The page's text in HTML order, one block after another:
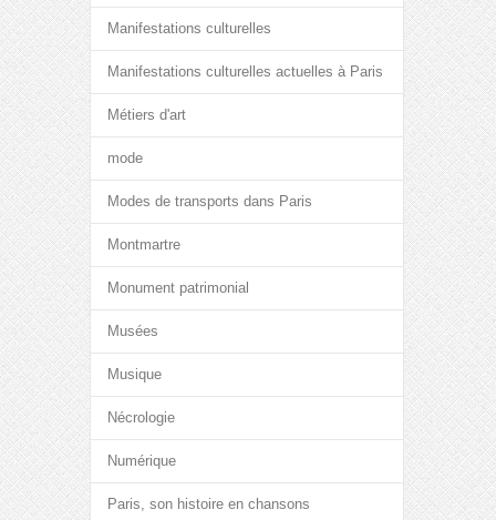
Manifestations culturelles
Manifestations culturelles actuelles à Paris
Métiers d'art
mode
Modes de transports dans Paris
Montmartre
Monument patrimonial
Musées
Musique
Nécrologie
Numérique
Paris, son histoire en chansons